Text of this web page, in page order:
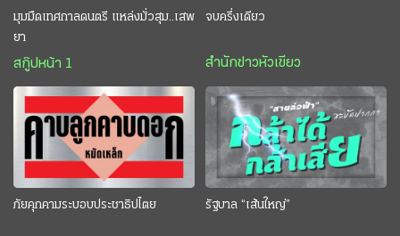
มุมมืดเทศกาลดนตรี แหล่งมั่วสุม..เสพ
ยา
สกู๊ปหน้า 1
จบครึ่งเดียว
สำนักข่าวหัวเขียว
ภัยคุกคามระบอบประชาธิปไตย รัฐบาล “เส้นใหญ่”